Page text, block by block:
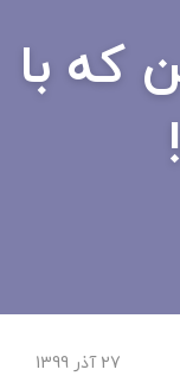
که با
27 آذر 1399